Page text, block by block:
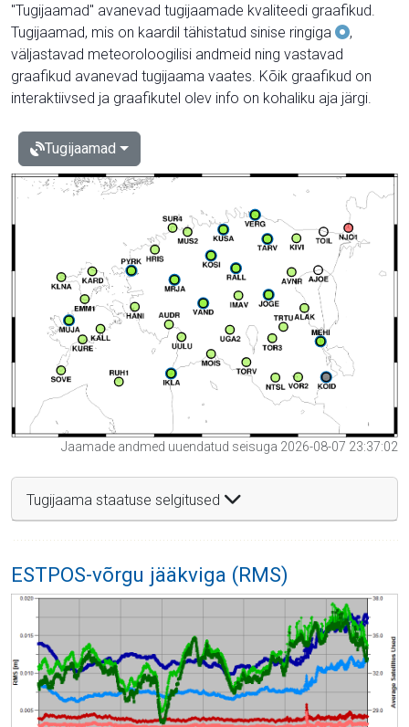
"Tugijaamad" avanevad tugijaamade kvaliteedi graafikud.
Tugijaamad, mis on kaardil tähistatud sinise ringiga
,
väljastavad meteoroloogilisi andmeid ning vastavad
graafikud avanevad tugijaama vaates. Kõik graafikud on
interaktiivsed ja graafikutel olev info on kohaliku aja järgi.
Tugijaamad
Jaamade andmed uuendatud seisuga 2026-08-07 23:37:02
Tugijaama staatuse selgitused
ESTPOS-võrgu jääkviga (RMS)